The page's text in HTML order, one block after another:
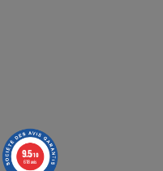
9.5/10
618 avis